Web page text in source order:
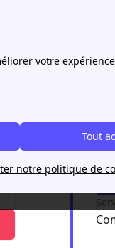
votre
Tout
notre politique de
forfaits SFR ?